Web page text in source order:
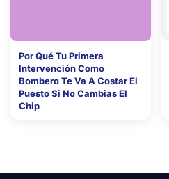
Por Qué Tu Primera
Intervención Como
Bombero Te Va A Costar El
Puesto Si No Cambias El
Chip